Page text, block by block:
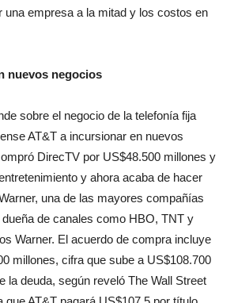
una empresa a la mitad y los costos en
nuevos negocios
sobre el negocio de la telefonía fija
AT&T a incursionar en nuevos
DirecTV por US$48.500 millones y
y ahora acaba de hacer
una de las mayores compañías
de canales como HBO, TNT y
Warner. El acuerdo de compra incluye
millones, cifra que sube a US$108.700
la deuda, según reveló The Wall Street